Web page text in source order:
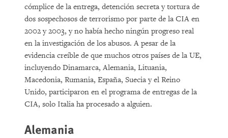
cómplice de la entrega, detención secreta y tortura de
dos sospechosos de terrorismo por parte de la CIA en
2002 y 2003, y no había hecho ningún progreso real
en la investigación de los abusos. A pesar de la
evidencia creíble de que muchos otros países de la UE,
incluyendo Dinamarca, Alemania, Lituania,
Macedonia, Rumania, España, Suecia y el Reino
Unido, participaron en el programa de entregas de la
CIA, solo Italia ha procesado a alguien.
Alemania